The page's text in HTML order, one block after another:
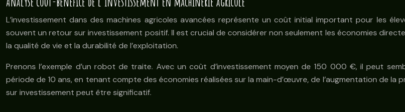
L’investissement dans des machines agricoles avancées représente un coût initial important pour les
souvent un retour sur investissement positif. Il est crucial de considérer non seulement les économies
la qualité de vie et la durabilité de l’exploitation.
Prenons l’exemple d’un robot de traite. Avec un coût d’investissement moyen de 150 000 €, il peut
période de 10 ans, en tenant compte des économies réalisées sur la main-d’œuvre, de l’augmentation de
sur investissement peut être significatif.